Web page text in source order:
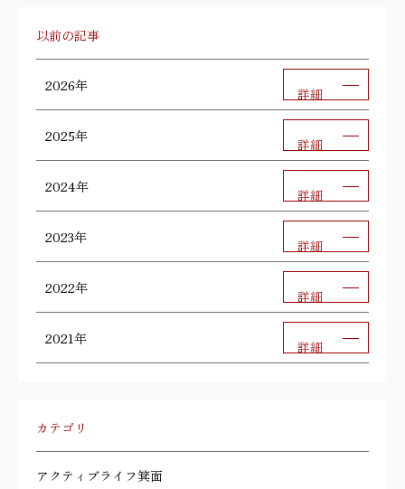
以前の記事
2026年 詳細
2025年 詳細
2024年 詳細
2023年 詳細
2022年 詳細
2021年 詳細
カテゴリ
アクティブライフ箕面